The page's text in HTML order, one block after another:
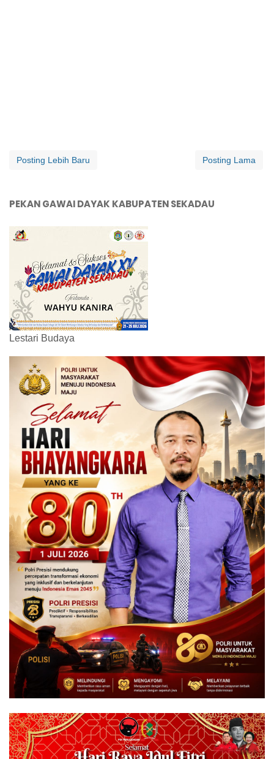
Posting Lebih Baru Posting Lama
PEKAN GAWAI DAYAK KABUPATEN SEKADAU
Lestari Budaya